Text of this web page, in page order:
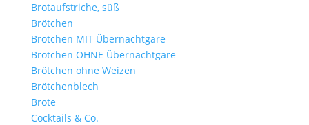
Brotaufstriche, süß
Brötchen
Brötchen MIT Übernachtgare
Brötchen OHNE Übernachtgare
Brötchen ohne Weizen
Brötchenblech
Brote
Cocktails & Co.